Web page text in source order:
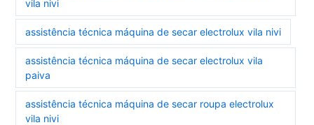
vila nivi
assistência técnica máquina de secar electrolux vila nivi
assistência técnica máquina de secar electrolux vila
paiva
assistência técnica máquina de secar roupa electrolux
vila nivi